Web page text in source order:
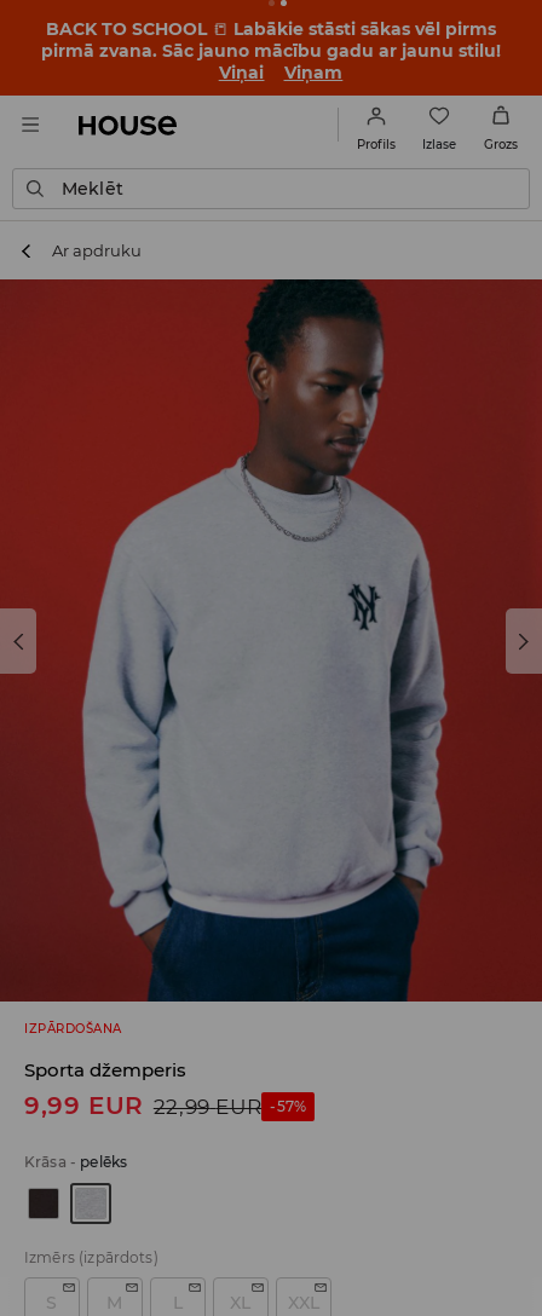
BACK TO SCHOOL 📒 Labākie stāsti sākas vēl pirms
pirmā zvana. Sāc jauno mācību gadu ar jaunu stilu!
Viņai
Viņam
Profils Izlase Grozs
Meklēt
Ar apdruku
IZPĀRDOŠANA
Sporta džemperis
9,99 EUR 22,99 EUR -57%
Krāsa - pelēks
Izmērs (izpārdots)
S M L XL XXL